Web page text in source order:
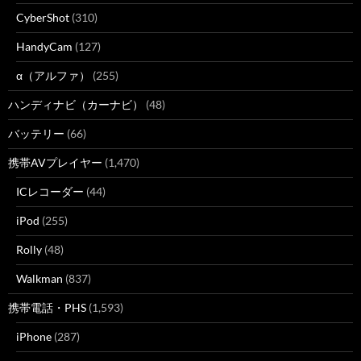
CyberShot (310)
HandyCam (127)
α（アルファ） (255)
ハンディナビ（カーナビ） (48)
バッテリー (66)
携帯AVプレイヤー (1,470)
ICレコーダー (44)
iPod (255)
Rolly (48)
Walkman (837)
携帯電話・PHS (1,593)
iPhone (287)